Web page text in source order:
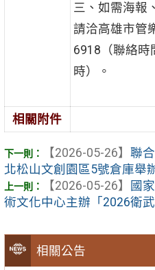
相關公告
三、如需海報
請洽高雄市管
6918（聯絡時
時）。
相關附件
【2026-05-26】 聯
北松山文創園區5號倉庫舉
【2026-05-26】
國
術文化中心主辦「2026衛